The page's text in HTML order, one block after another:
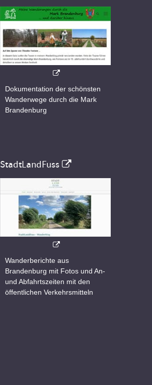
Dokumentation der schönsten
Wanderwege durch die Mark
Brandenburg
StadtLandFuss
Wanderberichte aus
Brandenburg mit Fotos und An-
und Abfahrtszeiten mit den
öffentlichen Verkehrsmitteln